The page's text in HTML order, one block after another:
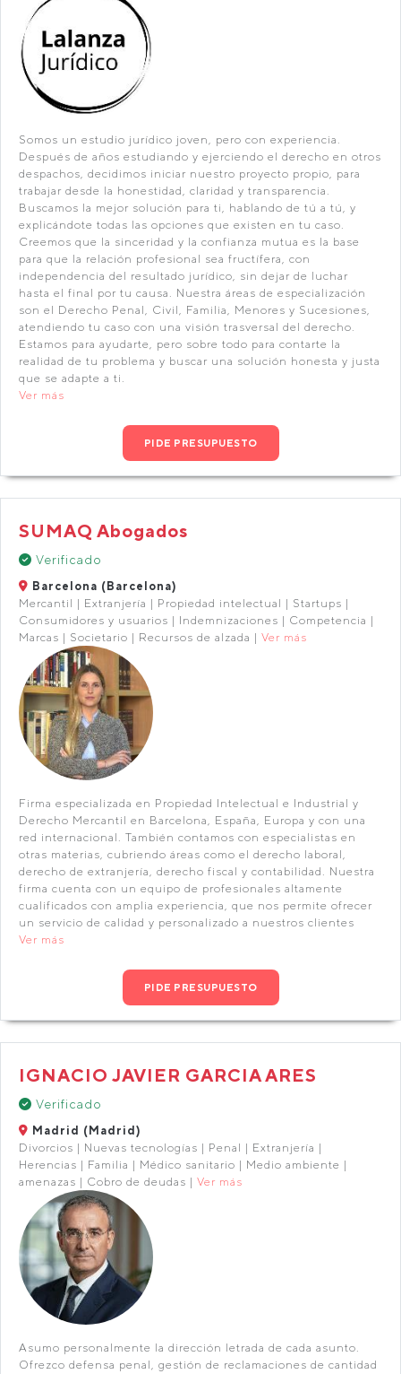
Somos un estudio jurídico joven, pero con experiencia.
Después de años estudiando y ejerciendo el derecho en otros
despachos, decidimos iniciar nuestro proyecto propio, para
trabajar desde la honestidad, claridad y transparencia.
Buscamos la mejor solución para ti, hablando de tú a tú, y
explicándote todas las opciones que existen en tu caso.
Creemos que la sinceridad y la confianza mutua es la base
para que la relación profesional sea fructífera, con
independencia del resultado jurídico, sin dejar de luchar
hasta el final por tu causa. Nuestra áreas de especialización
son el Derecho Penal, Civil, Familia, Menores y Sucesiones,
atendiendo tu caso con una visión trasversal del derecho.
Estamos para ayudarte, pero sobre todo para contarte la
realidad de tu problema y buscar una solución honesta y justa
que se adapte a ti.
Ver más
PIDE PRESUPUESTO
SUMAQ Abogados
Verificado
Barcelona (Barcelona)
Mercantil | Extranjería | Propiedad intelectual | Startups |
Consumidores y usuarios | Indemnizaciones | Competencia |
Marcas | Societario | Recursos de alzada | Ver más
Firma especializada en Propiedad Intelectual e Industrial y
Derecho Mercantil en Barcelona, España, Europa y con una
red internacional. También contamos con especialistas en
otras materias, cubriendo áreas como el derecho laboral,
derecho de extranjería, derecho fiscal y contabilidad. Nuestra
firma cuenta con un equipo de profesionales altamente
cualificados con amplia experiencia, que nos permite ofrecer
un servicio de calidad y personalizado a nuestros clientes
Ver más
PIDE PRESUPUESTO
IGNACIO JAVIER GARCIA ARES
Verificado
Madrid (Madrid)
Divorcios | Nuevas tecnologías | Penal | Extranjería |
Herencias | Familia | Médico sanitario | Medio ambiente |
amenazas | Cobro de deudas | Ver más
Asumo personalmente la dirección letrada de cada asunto.
Ofrezco defensa penal, gestión de reclamaciones de cantidad